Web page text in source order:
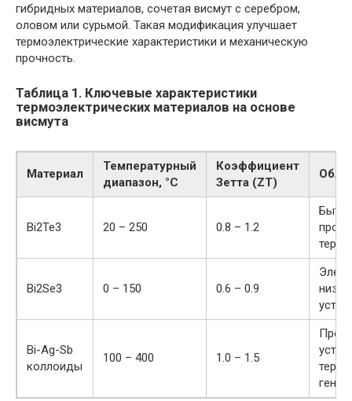
гибридных материалов, сочетая висмут с серебром,
оловом или сурьмой. Такая модификация улучшает
термоэлектрические характеристики и механическую
прочность.
Таблица 1. Ключевые характеристики
термоэлектрических материалов на основе
висмута
Материал
Температурный
диапазон, °C
Коэффициент
Зетта (ZT)
Bi2Te3 20 – 250 0.8 – 1.2
Bi2Se3 0 – 150 0.6 – 0.9
Bi-Ag-Sb
коллоиды
100 – 400 1.0 – 1.5